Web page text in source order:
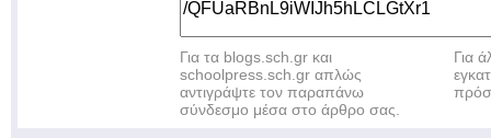
Για τα blogs.sch.gr και
schoolpress.sch.gr απλώς
αντιγράψτε τον παραπάνω
σύνδεσμο μέσα στο άρθρο σας.
Για